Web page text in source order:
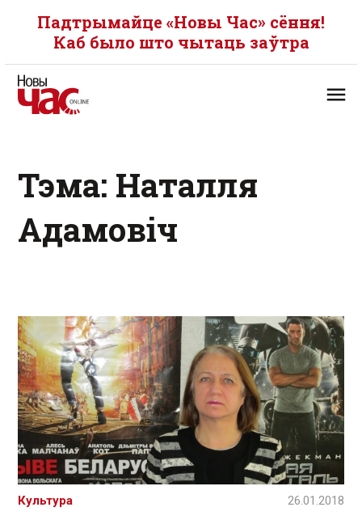
Падтрымайце «Новы Час» сёння!
Каб было што чытаць заўтра
Тэма: Наталля
Адамовіч
Культура 26.01.2018